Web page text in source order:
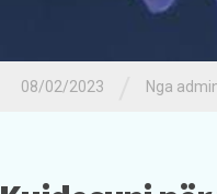
08/02/2023 Nga